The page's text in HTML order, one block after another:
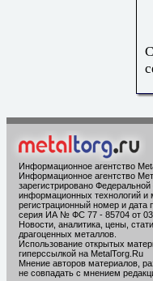
Информационное агентство
Информационное агентство
зарегистрировано
информационных технологий и
регистрационный номер и дата
серия ИА № ФС 77 - 85704 от 03
Новости, аналитика, цены,
драгоценных металлов.
Использование открытых
гиперссылкой на MetalTorg.Ru
Мнение авторов материалов,
не совпадать с мнением